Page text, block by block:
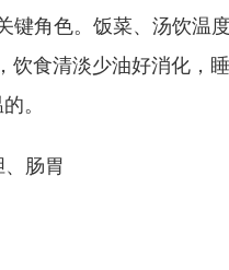
键角色。饭菜、汤饮温
饮食清淡少油好消化，
。